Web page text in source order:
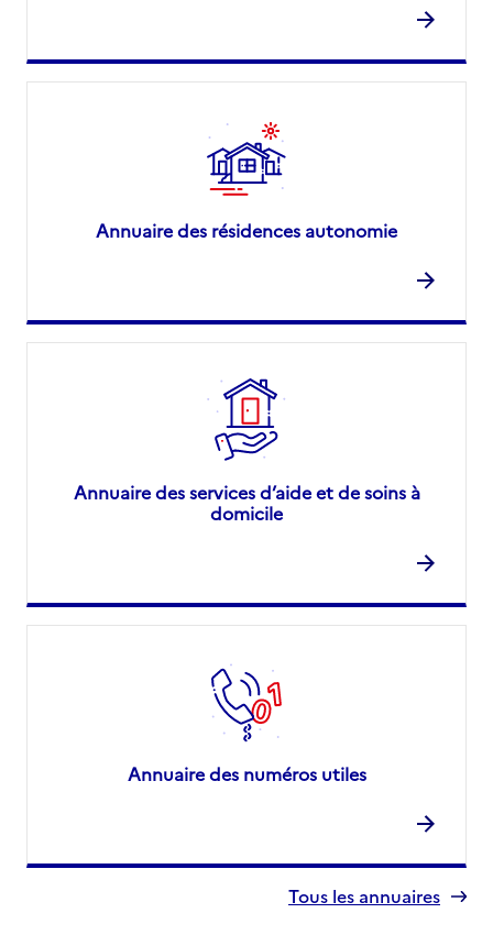
Annuaire des résidences autonomie
Annuaire des services d’aide et de soins à
domicile
Annuaire des numéros utiles
Tous les annuaires